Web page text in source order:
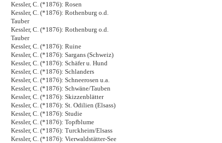
Kessler, C. (*1876): Rosen
Kessler, C. (*1876): Rothenburg o.d.
Tauber
Kessler, C. (*1876): Rothenburg o.d.
Tauber
Kessler, C. (*1876): Ruine
Kessler, C. (*1876): Sargans (Schweiz)
Kessler, C. (*1876): Schäfer u. Hund
Kessler, C. (*1876): Schlanders
Kessler, C. (*1876): Schneerosen u.a.
Kessler, C. (*1876): Schwäne/Tauben
Kessler, C. (*1876): Skizzenblätter
Kessler, C. (*1876): St. Odilien (Elsass)
Kessler, C. (*1876): Studie
Kessler, C. (*1876): Topfblume
Kessler, C. (*1876): Turckheim/Elsass
Kessler, C. (*1876): Vierwaldstätter-See